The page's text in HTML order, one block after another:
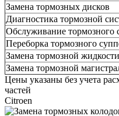
Замена тормозных дисков
Диагностика тормозной
Обслуживание тормозного
Переборка тормозного
Замена тормозной
Замена тормозной
Цены указаны без учета
частей
Citroen